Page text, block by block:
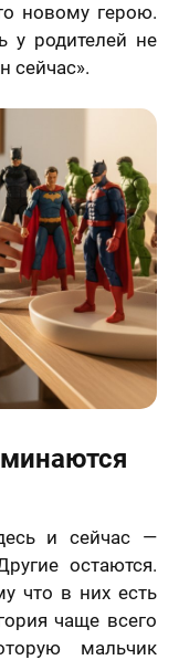
новому герою.
у родителей не
сейчас».
и сейчас —
остаются.
что в них есть
чаще всего
мальчик